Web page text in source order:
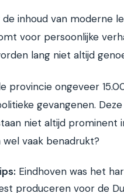
de inhoud van moderne
voor persoonlijke
lang niet altijd
provincie ongeveer
gevangenen.
niet altijd prominent
vaak benadrukt?
Eindhoven was het
produceren voor de